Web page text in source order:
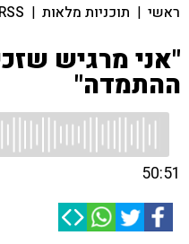
ראשי | תוכניות מלאות |
RSS
"אני מרגיש
ההתמדה"
50:51